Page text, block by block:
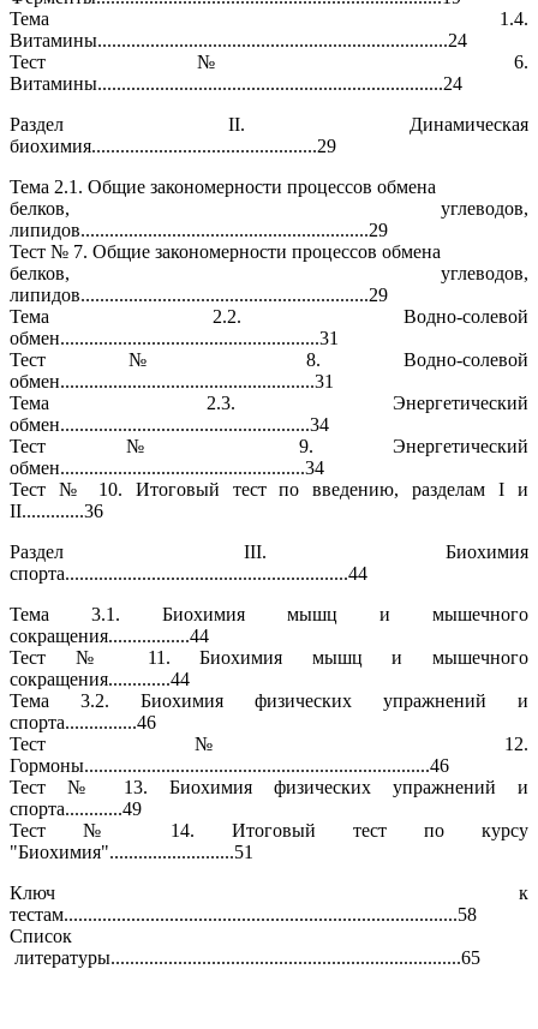
Тема 1.4.
Витамины.........................................................................24
Тест № 6.
Витамины........................................................................24
Раздел II. Динамическая
биохимия...............................................29
Тема 2.1. Общие закономерности процессов обмена
белков, углеводов,
липидов............................................................29
Тест № 7. Общие закономерности процессов обмена
белков, углеводов,
липидов............................................................29
Тема 2.2. Водно-солевой
обмен......................................................31
Тест № 8. Водно-солевой
обмен.....................................................31
Тема 2.3. Энергетический
обмен....................................................34
Тест № 9. Энергетический
обмен...................................................34
Тест № 10. Итоговый тест по введению, разделам I и
II.............36
Раздел III. Биохимия
спорта...........................................................44
Тема 3.1. Биохимия мышц и мышечного
сокращения.................44
Тест № 11. Биохимия мышц и мышечного
сокращения.............44
Тема 3.2. Биохимия физических упражнений и
спорта...............46
Тест № 12.
Гормоны........................................................................46
Тест № 13. Биохимия физических упражнений и
спорта............49
Тест № 14. Итоговый тест по курсу
"Биохимия"..........................51
Ключ к
тестам..................................................................................58
Список
литературы.........................................................................65